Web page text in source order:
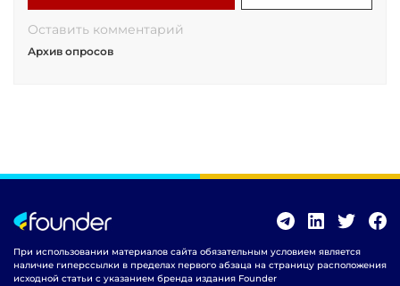
Оставить комментарий
Архив опросов
При использовании материалов сайта обязательным условием является
наличие гиперссылки в пределах первого абзаца на страницу расположения
исходной статьи с указанием бренда издания Founder